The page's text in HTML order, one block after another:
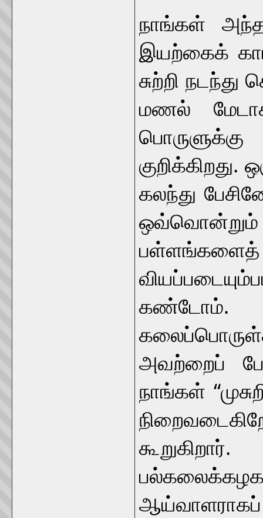
நாங்கள்
இயற்கைக்
சுற்றி
மணல்
கலந்து
ஒவ்வொன்றும்
கண்டோம்.
அவற்றைப்
நாங்கள்
ஆய்வாளராகப்